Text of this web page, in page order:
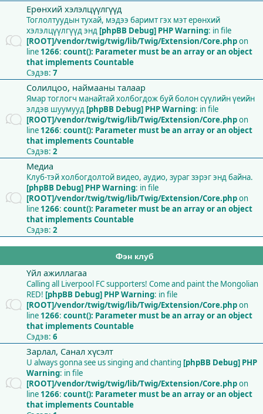
Ерөнхий хэлэлцүүлгүүд
Тоглолтуудын тухай, мэдээ баримт гэх мэт ерөнхий
хэлэлцүүлгүүд энд [phpBB Debug] PHP Warning: in file
[ROOT]/vendor/twig/twig/lib/Twig/Extension/Core.phpon
line 1266: count(): Parameter must be an array or an object
that implements Countable
Сэдэв: 7
Солилцоо, наймааны талаар
Ямар тоглогч манайтай холбогдож буй болон сүүлийн үеийн
элдэв шуумууд [phpBB Debug] PHP Warning: in file
[ROOT]/vendor/twig/twig/lib/Twig/Extension/Core.phpon
line 1266: count(): Parameter must be an array or an object
that implements Countable
Сэдэв: 2
Медиа
Клуб-тэй холбогдолтой видео, аудио, зураг зэрэг энд байна.
[phpBB Debug] PHP Warning: in file
[ROOT]/vendor/twig/twig/lib/Twig/Extension/Core.phpon
line 1266: count(): Parameter must be an array or an object
that implements Countable
Сэдэв: 2
Фэн клуб
Үйл ажиллагаа
Calling all Liverpool FC supporters! Come and paint the Mongolian
RED! [phpBB Debug] PHP Warning: in file
[ROOT]/vendor/twig/twig/lib/Twig/Extension/Core.phpon
line 1266: count(): Parameter must be an array or an object
that implements Countable
Сэдэв: 6
Зарлал, Санал хүсэлт
U always gonna see us singing and chanting [phpBB Debug] PHP
Warning: in file
[ROOT]/vendor/twig/twig/lib/Twig/Extension/Core.phpon
line 1266: count(): Parameter must be an array or an object
that implements Countable